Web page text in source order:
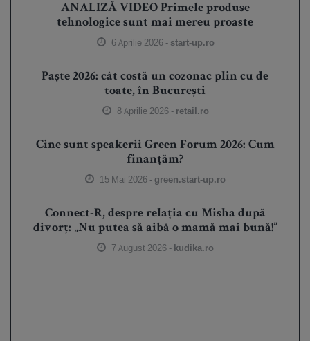
ANALIZĂ VIDEO Primele produse
tehnologice sunt mai mereu proaste
6 Aprilie 2026 - start-up.ro
Paște 2026: cât costă un cozonac plin cu de
toate, în București
8 Aprilie 2026 - retail.ro
Cine sunt speakerii Green Forum 2026: Cum
finanțăm?
15 Mai 2026 - green.start-up.ro
Connect-R, despre relația cu Misha după
divorț: „Nu putea să aibă o mamă mai bună!”
7 August 2026 - kudika.ro